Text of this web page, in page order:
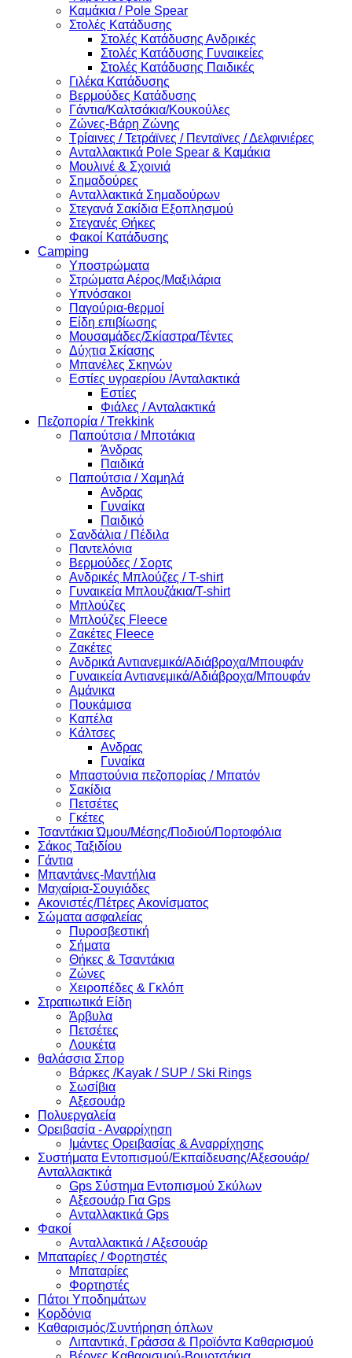
Καμάκια / Pole Spear
Στολές Κατάδυσης
Στολές Κατάδυσης Ανδρικές
Στολές Κατάδυσης Γυναικείες
Στολές Κατάδυσης Παιδικές
Γιλέκα Κατάδυσης
Βερμούδες Κατάδυσης
Γάντια/Καλτσάκια/Κουκούλες
Ζώνες-Βάρη Ζώνης
Τρίαινες / Τετράϊνες / Πενταϊνες / Δελφινιέρες
Ανταλλακτικά Pole Spear & Καμάκια
Μουλινέ & Σχοινιά
Σημαδούρες
Ανταλλακτικά Σημαδούρων
Στεγανά Σακίδια Εξοπλησμού
Στεγανές Θήκες
Φακοί Κατάδυσης
Camping
Υποστρώματα
Στρώματα Αέρος/Μαξιλάρια
Υπνόσακοι
Παγούρια-θερμοί
Είδη επιβίωσης
Μουσαμάδες/Σκίαστρα/Τέντες
Δύχτια Σκίασης
Μπανέλες Σκηνών
Εστίες υγραερίου /Ανταλακτικά
Εστίες
Φιάλες / Ανταλακτικά
Πεζοπορία / Trekkink
Παπούτσια / Μποτάκια
Άνδρας
Παιδικά
Παπούτσια / Χαμηλά
Ανδρας
Γυναίκα
Παιδικό
Σανδάλια / Πέδιλα
Παντελόνια
Βερμούδες / Σορτς
Ανδρικές Μπλούζες / T-shirt
Γυναικεία Μπλουζάκια/T-shirt
Μπλούζες
Μπλούζες Fleece
Ζακέτες Fleece
Ζακέτες
Ανδρικά Αντιανεμικά/Αδιάβροχα/Μπουφάν
Γυναικεία Αντιανεμικά/Αδιάβροχα/Μπουφάν
Αμάνικα
Πουκάμισα
Καπέλα
Κάλτσες
Ανδρας
Γυναίκα
Μπαστούνια πεζοπορίας / Μπατόν
Σακίδια
Πετσέτες
Γκέτες
Τσαντάκια Ώμου/Μέσης/Ποδιού/Πορτοφόλια
Σάκος Ταξιδίου
Γάντια
Μπαντάνες-Μαντήλια
Μαχαίρια-Σουγιάδες
Ακονιστές/Πέτρες Ακονίσματος
Σώματα ασφαλείας
Πυροσβεστική
Σήματα
Θήκες & Τσαντάκια
Ζώνες
Χειροπέδες & Γκλόπ
Στρατιωτικά Είδη
Άρβυλα
Πετσέτες
Λουκέτα
θαλάσσια Σπορ
Βάρκες /Kayak / SUP / Ski Rings
Σωσίβια
Αξεσουάρ
Πολυεργαλεία
Ορειβασία - Αναρρίχηση
Ιμάντες Ορειβασίας & Αναρρίχησης
Συστήματα Εντοπισμού/Εκπαίδευσης/Αξεσουάρ/
Ανταλλακτικά
Gps Σύστημα Εντοπισμού Σκύλων
Αξεσουάρ Για Gps
Ανταλλακτικά Gps
Φακοί
Ανταλλακτικά / Αξεσουάρ
Μπαταρίες / Φορτηστές
Μπαταρίες
Φορτηστές
Πάτοι Υποδημάτων
Κορδόνια
Καθαρισμός/Συντήρηση όπλων
Λιπαντικά, Γράσσα & Προϊόντα Καθαρισμού